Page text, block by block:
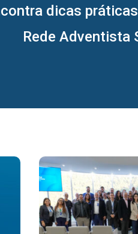
dicas
Rede Adventista